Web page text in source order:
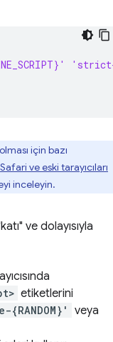
için bazı
Safari ve eski tarayıcıları
inceleyin.
ve dolayısıyla
etiketlerini
{RANDOM}'
veya